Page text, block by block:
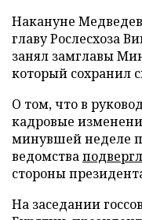
Накануне Медведев
главу Рослесхоза
занял замглавы
который сохранил
О том, что в
кадровые
минувшей неделе
ведомства
стороны
На заседании